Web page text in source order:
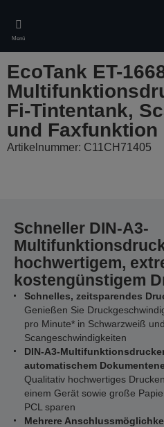
main
content
Menü
EcoTank ET-
Fi-Tintentank,
und Faxfunktion
Artikelnummer: C11CH71405
Schneller DIN-A3-
hochwertigem,
kostengünstigem
Schnelles, zeitsparendes
Genießen Sie
pro Minute* in Schwarzweiß
Scangeschwindigkeiten
DIN-A3-
automatischem
Qualitativ hochwertiges
einem Gerät sowie große
PCL sparen
Mehrere